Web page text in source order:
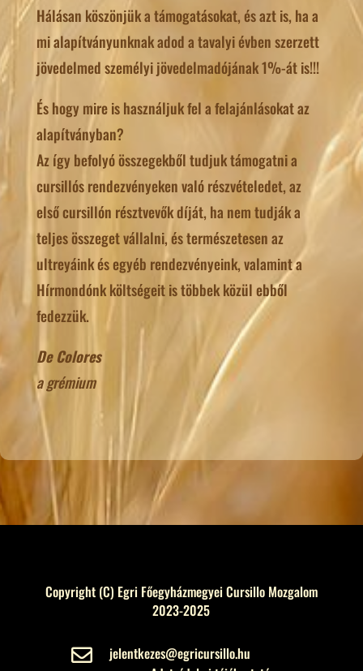
Hálásan köszönjük a támogatásokat, és azt is, ha a
mi alapítványunknak adod a tavalyi évben szerzett
jövedelmed személyi jövedelmadójának 1%-át is!!!
És hogy mire is használjuk fel a felajánlásokat az
alapítványban?
Az így befolyó összegekből tudjuk támogatni a
cursillós rendezvényeken való részvételedet, az
első cursillón résztvevők díját, ha nem tudják a
teljes összeget vállalni, és természetesen az
ultreyáink és egyéb rendezvényeink, valamint a
Hírmondónk költségeit is többek közül ebből
fedezzük.
De Colores
a grémium
Copyright (C) Egri Főegyházmegyei Cursillo Mozgalom
2023-2025

jelentkezes@egricursillo.hu